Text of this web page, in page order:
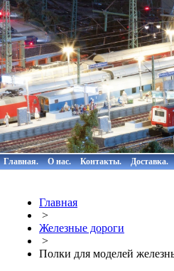
Главная. О нас. Контакты. Доставка.
Главная
>
Железные дороги
>
Полки для моделей